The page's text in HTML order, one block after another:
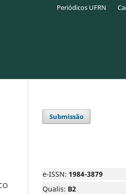
Periódicos UFRN
Submissão
e-ISSN: 1984-3879
Qualis: B2